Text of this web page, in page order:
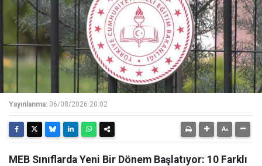
Yayınlanma: 06/08/2026 20:02
MEB Sınıflarda Yeni Bir Dönem Başlatıyor: 10 Farklı